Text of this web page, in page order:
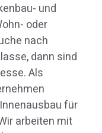
und
oder
nach
dann sind
Als
für
arbeiten mit